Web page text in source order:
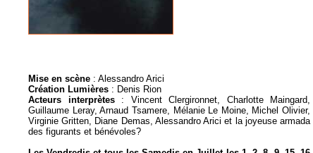
Mise en scène : Alessandro Arici
Création Lumières : Denis Rion
Acteurs interprètes: Vincent Clergironnet, Charlotte Maingard,
Guillaume Leray, Arnaud Tsamere, Mélanie Le Moine, Michel Olivier,
Virginie Gritten, Diane Demas, Alessandro Arici et la joyeuse armada
des figurants et bénévoles?